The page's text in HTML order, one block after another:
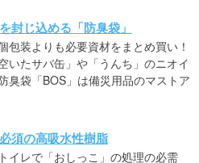
封じ込める「防臭袋」
包装よりも必要資材をまとめ買い！
いたサバ缶」や「うんち」のニオイ
臭袋「BOS」は備災用品のマストア
須の高吸水性樹脂
イレで「おしっこ」の処理の必需